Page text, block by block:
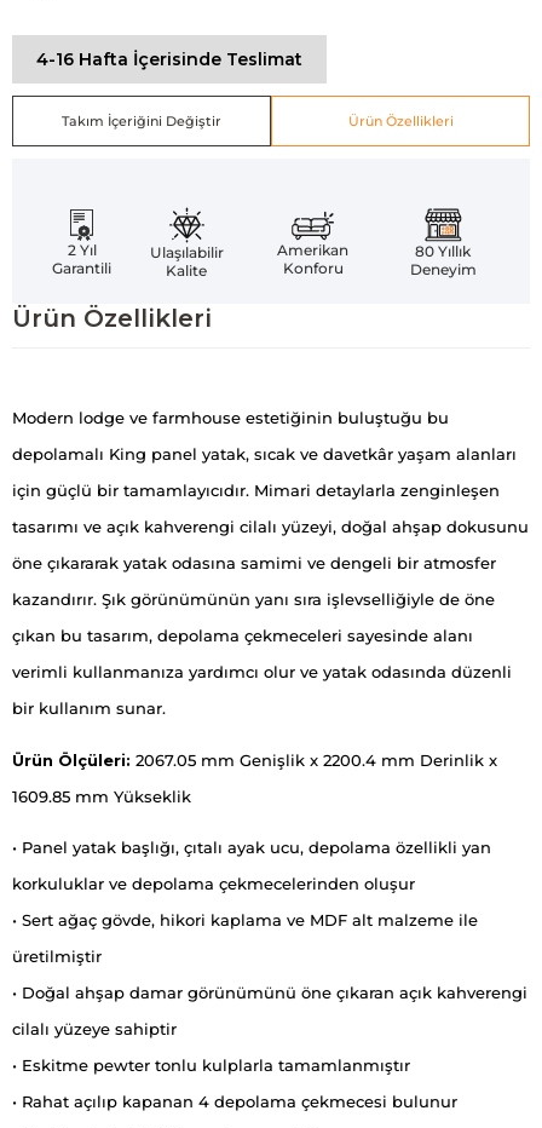
4-16 Hafta İçerisinde Teslimat
Takım İçeriğini Değiştir Ürün Özellikleri
2 Yıl
Garantili
Ulaşılabilir
Kalite
Amerikan
Konforu
80 Yıllık
Deneyim
Ürün Özellikleri
Modern lodge ve farmhouse estetiğinin buluştuğu bu
depolamalı King panel yatak, sıcak ve davetkâr yaşam alanları
için güçlü bir tamamlayıcıdır. Mimari detaylarla zenginleşen
tasarımı ve açık kahverengi cilalı yüzeyi, doğal ahşap dokusunu
öne çıkararak yatak odasına samimi ve dengeli bir atmosfer
kazandırır. Şık görünümünün yanı sıra işlevselliğiyle de öne
çıkan bu tasarım, depolama çekmeceleri sayesinde alanı
verimli kullanmanıza yardımcı olur ve yatak odasında düzenli
bir kullanım sunar.
Ürün Ölçüleri: 2067.05 mm Genişlik x 2200.4 mm Derinlik x
1609.85 mm Yükseklik
• Panel yatak başlığı, çıtalı ayak ucu, depolama özellikli yan
korkuluklar ve depolama çekmecelerinden oluşur
• Sert ağaç gövde, hikori kaplama ve MDF alt malzeme ile
üretilmiştir
• Doğal ahşap damar görünümünü öne çıkaran açık kahverengi
cilalı yüzeye sahiptir
• Eskitme pewter tonlu kulplarla tamamlanmıştır
• Rahat açılıp kapanan 4 depolama çekmecesi bulunur